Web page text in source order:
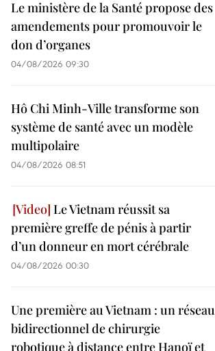
Le ministère de la Santé propose des
amendements pour promouvoir le
don d’organes
04/08/2026 09:30
Hô Chi Minh-Ville transforme son
système de santé avec un modèle
multipolaire
04/08/2026 08:51
Le Vietnam réussit sa
première greffe de pénis à partir
d’un donneur en mort cérébrale
04/08/2026 00:30
Une première au Vietnam : un réseau
bidirectionnel de chirurgie
robotique à distance entre Hanoï et